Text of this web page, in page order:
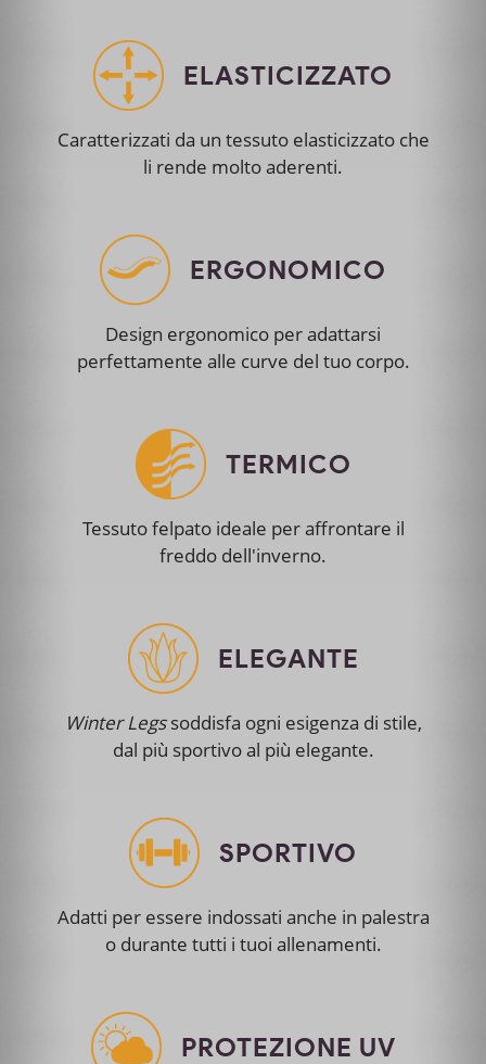
ELASTICIZZATO
Caratterizzati da un tessuto elasticizzato che
li rende molto aderenti.
ERGONOMICO
Design ergonomico per adattarsi
perfettamente alle curve del tuo corpo.
TERMICO
Tessuto felpato ideale per affrontare il
freddo dell'inverno.
ELEGANTE
Winter Legssoddisfa ogni esigenza di stile,
dal più sportivo al più elegante.
SPORTIVO
Adatti per essere indossati anche in palestra
o durante tutti i tuoi allenamenti.
PROTEZIONE UV